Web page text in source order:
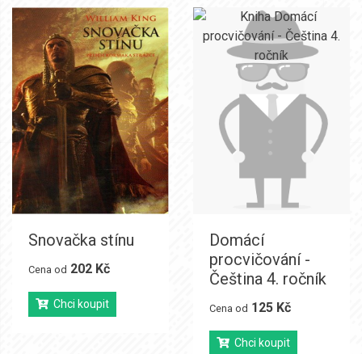
Snovačka stínu
Cena od 202 Kč
Chci koupit
Domácí
procvičování -
Čeština 4. ročník
Cena od 125 Kč
Chci koupit